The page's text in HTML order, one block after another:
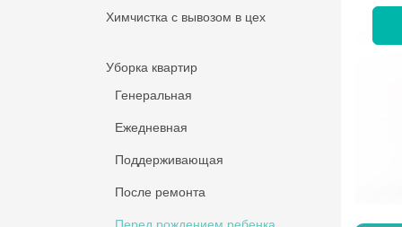
Химчистка с вывозом в цех
Уборка квартир
Генеральная
Ежедневная
Поддерживающая
После ремонта